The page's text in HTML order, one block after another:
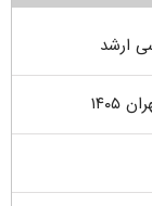
ارشد